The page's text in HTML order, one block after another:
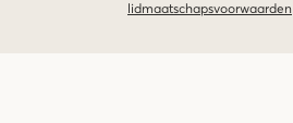
lidmaatschapsvoorwaarden